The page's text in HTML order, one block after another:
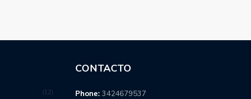
12
CONTACTO
Phone: 3424679537